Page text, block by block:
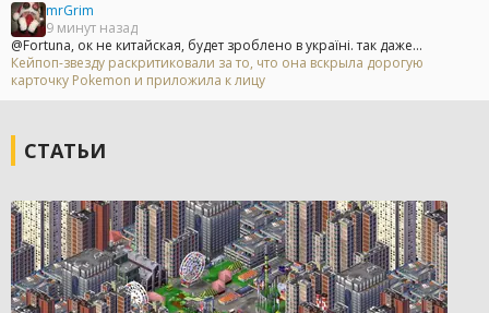
mrGrim
9 минут назад
@Fortuna, ок не китайская, будет зроблено в україні. так даже...
Кейпоп-звезду раскритиковали за то, что она вскрыла дорогую
карточку Pokemon и приложила к лицу
СТАТЬИ